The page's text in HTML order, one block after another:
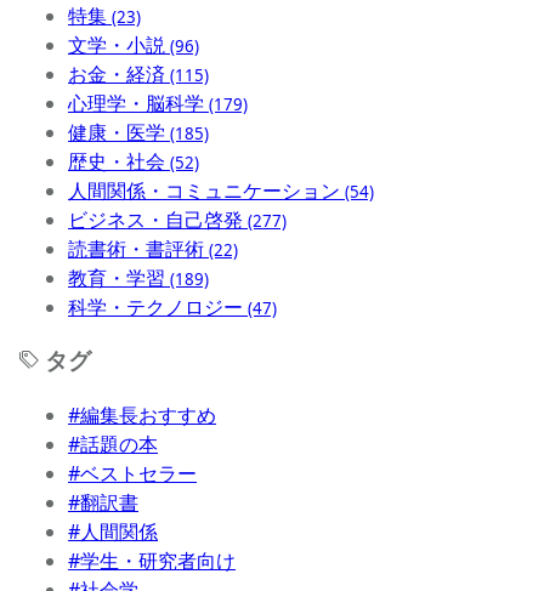
特集 (23)
文学・小説 (96)
お金・経済 (115)
心理学・脳科学 (179)
健康・医学 (185)
歴史・社会 (52)
人間関係・コミュニケーション (54)
ビジネス・自己啓発 (277)
読書術・書評術 (22)
教育・学習 (189)
科学・テクノロジー (47)
タグ
#編集長おすすめ
#話題の本
#ベストセラー
#翻訳書
#人間関係
#学生・研究者向け